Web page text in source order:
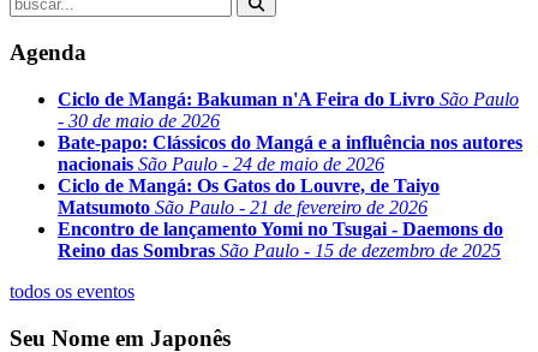
Agenda
Ciclo de Mangá: Bakuman n'A Feira do Livro São Paulo
- 30 de maio de 2026
Bate-papo: Clássicos do Mangá e a influência nos autores
nacionais São Paulo - 24 de maio de 2026
Ciclo de Mangá: Os Gatos do Louvre, de Taiyo
Matsumoto São Paulo - 21 de fevereiro de 2026
Encontro de lançamento Yomi no Tsugai - Daemons do
Reino das Sombras São Paulo - 15 de dezembro de 2025
todos os eventos
Seu Nome em Japonês